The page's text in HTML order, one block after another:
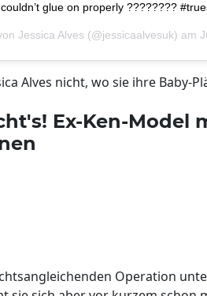
glue on properly ????????
Jessica Alves (@jessicaalvesuk) am
Alves nicht, wo sie ihre Baby-
Ex-Ken-Model
Operation